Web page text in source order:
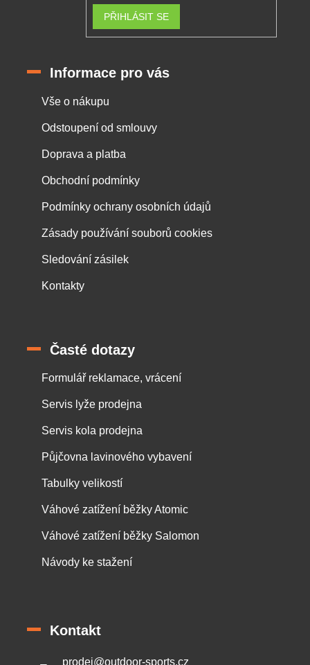
PŘIHLÁSIT SE
Informace pro vás
Vše o nákupu
Odstoupení od smlouvy
Doprava a platba
Obchodní podmínky
Podmínky ochrany osobních údajů
Zásady používání souborů cookies
Sledování zásilek
Kontakty
Časté dotazy
Formulář reklamace, vrácení
Servis lyže prodejna
Servis kola prodejna
Půjčovna lavinového vybavení
Tabulky velikostí
Váhové zatížení běžky Atomic
Váhové zatížení běžky Salomon
Návody ke stažení
Kontakt
prodej@outdoor-sports.cz